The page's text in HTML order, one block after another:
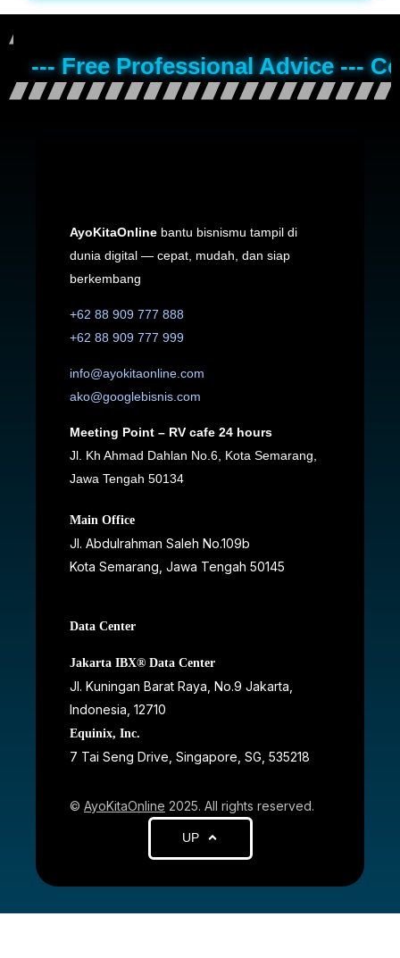
--- Free Professional Advice ---
AyoKitaOnlinebantu bisnismu tampil di
dunia digital — cepat, mudah, dan siap
berkembang
+62 88 909 777 888
+62 88 909 777 999
info@ayokitaonline.com
ako@googlebisnis.com
Meeting Point – RV cafe 24 hours
Jl. Kh Ahmad Dahlan No.6, Kota Semarang,
Jawa Tengah 50134
Main Office
Jl. Abdulrahman Saleh No.109b
Kota Semarang, Jawa Tengah 50145
Data Center
Jakarta IBX® Data Center
JI. Kuningan Barat Raya, No.9 Jakarta,
Indonesia, 12710
Equinix, Inc.
7 Tai Seng Drive, Singapore, SG, 535218
© AyoKitaOnline 2025. All rights reserved.
UP